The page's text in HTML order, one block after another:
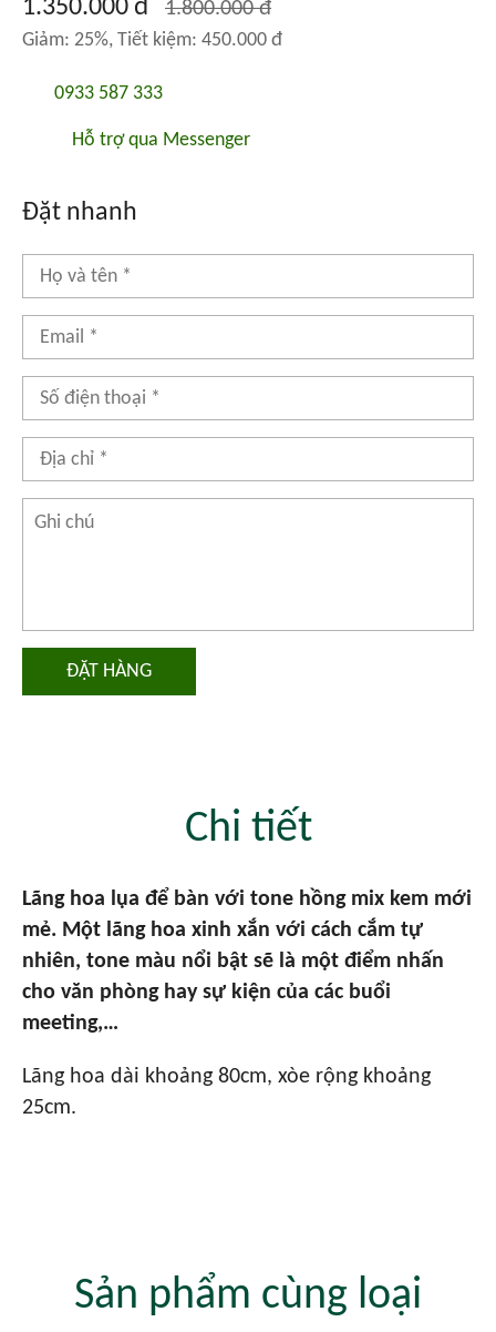
1.350.000 đ 1.800.000 đ
Giảm: 25%, Tiết kiệm: 450.000 đ
0933 587 333
Hỗ trợ qua Messenger
Đặt nhanh
ĐẶT HÀNG
Chi tiết
Lãng hoa lụa để bàn với tone hồng mix kem mới
mẻ. Một lãng hoa xinh xắn với cách cắm tự
nhiên, tone màu nổi bật sẽ là một điểm nhấn
cho văn phòng hay sự kiện của các buổi
meeting,…
Lãng hoa dài khoảng 80cm, xòe rộng khoảng
25cm.
Sản phẩm cùng loại